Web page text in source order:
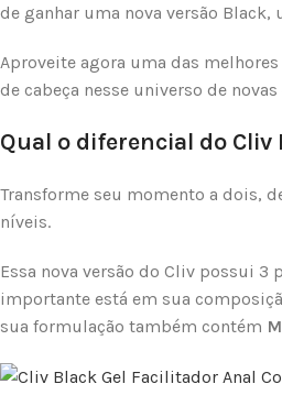
de ganhar uma nova versão
Aproveite agora uma das
de cabeça nesse universo de
Qual o diferencial do Cliv
Transforme seu momento a dois,
níveis.
Essa nova versão do Cliv possui 3
importante está em sua
sua formulação também contém